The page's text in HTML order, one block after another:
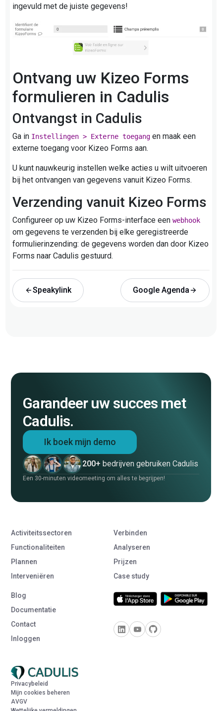
ingevuld met de juiste gegevens!
Ontvang uw Kizeo Forms
formulieren in Cadulis
Ontvangst in Cadulis
Ga in Instellingen > Externe toegang en maak een
externe toegang voor Kizeo Forms aan.
U kunt nauwkeurig instellen welke acties u wilt uitvoeren
bij het ontvangen van gegevens vanuit Kizeo Forms.
Verzending vanuit Kizeo Forms
Configureer op uw Kizeo Forms-interface eenwebhook
om gegevens te verzenden bij elke geregistreerde
formulierinzending: de gegevens worden dan door Kizeo
Forms naar Cadulis gestuurd.
Speakylink Google Agenda
Garandeer uw succes met
Cadulis.
Ik boek mijn demo
200+ bedrijven gebruiken Cadulis
Een 30-minuten videomeeting om alles te begrijpen!
Activiteitssectoren
Functionaliteiten
Plannen
Interveniëren
Verbinden
Analyseren
Prijzen
Case study
Blog
Documentatie
Contact
Inloggen
Privacybeleid
Mijn cookies beheren
AVGV